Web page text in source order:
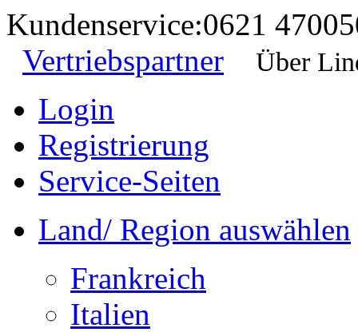
Kundenservice:0621
Vertriebspartner
Über
Login
Registrierung
Service-Seiten
Land/ Region auswählen
Frankreich
Italien